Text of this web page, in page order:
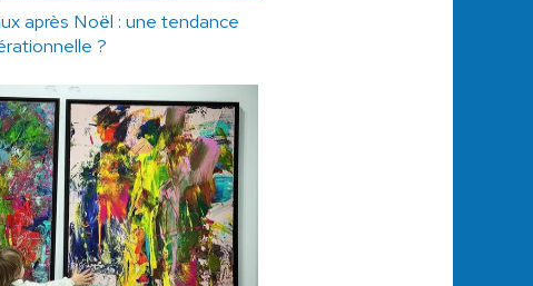
après Noël : une tendance
?